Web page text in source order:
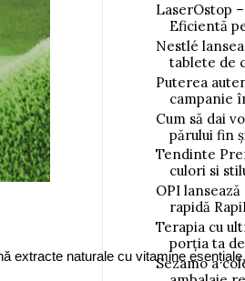
naturale cu vitamine
LaserOstop
Eficientă
Nestlé
tablete de
Puterea
campanie
Cum să dai
părului fin
Tendinte
culori si
OPI lansează
rapidă
Terapia cu
porția ta
Sezamo a